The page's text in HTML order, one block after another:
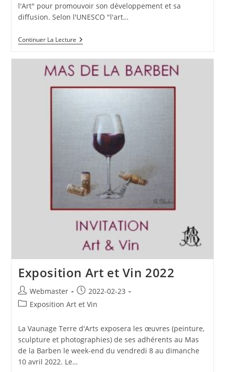
l'Art" pour promouvoir son développement et sa
diffusion. Selon l'UNESCO "l'art…
Continuer La LectureJournée
Mondiale
L’Art
Avril
Exposition Art et Vin 2022
Auteur/autrice
de
Webmaster
Publication
publiée :
2022-02-23
PostExposition Art et Vin
La Vaunage Terre d'Arts exposera les œuvres (peinture,
sculpture et photographies) de ses adhérents au Mas
de la Barben le week-end du vendredi 8 au dimanche
10 avril 2022. Le…